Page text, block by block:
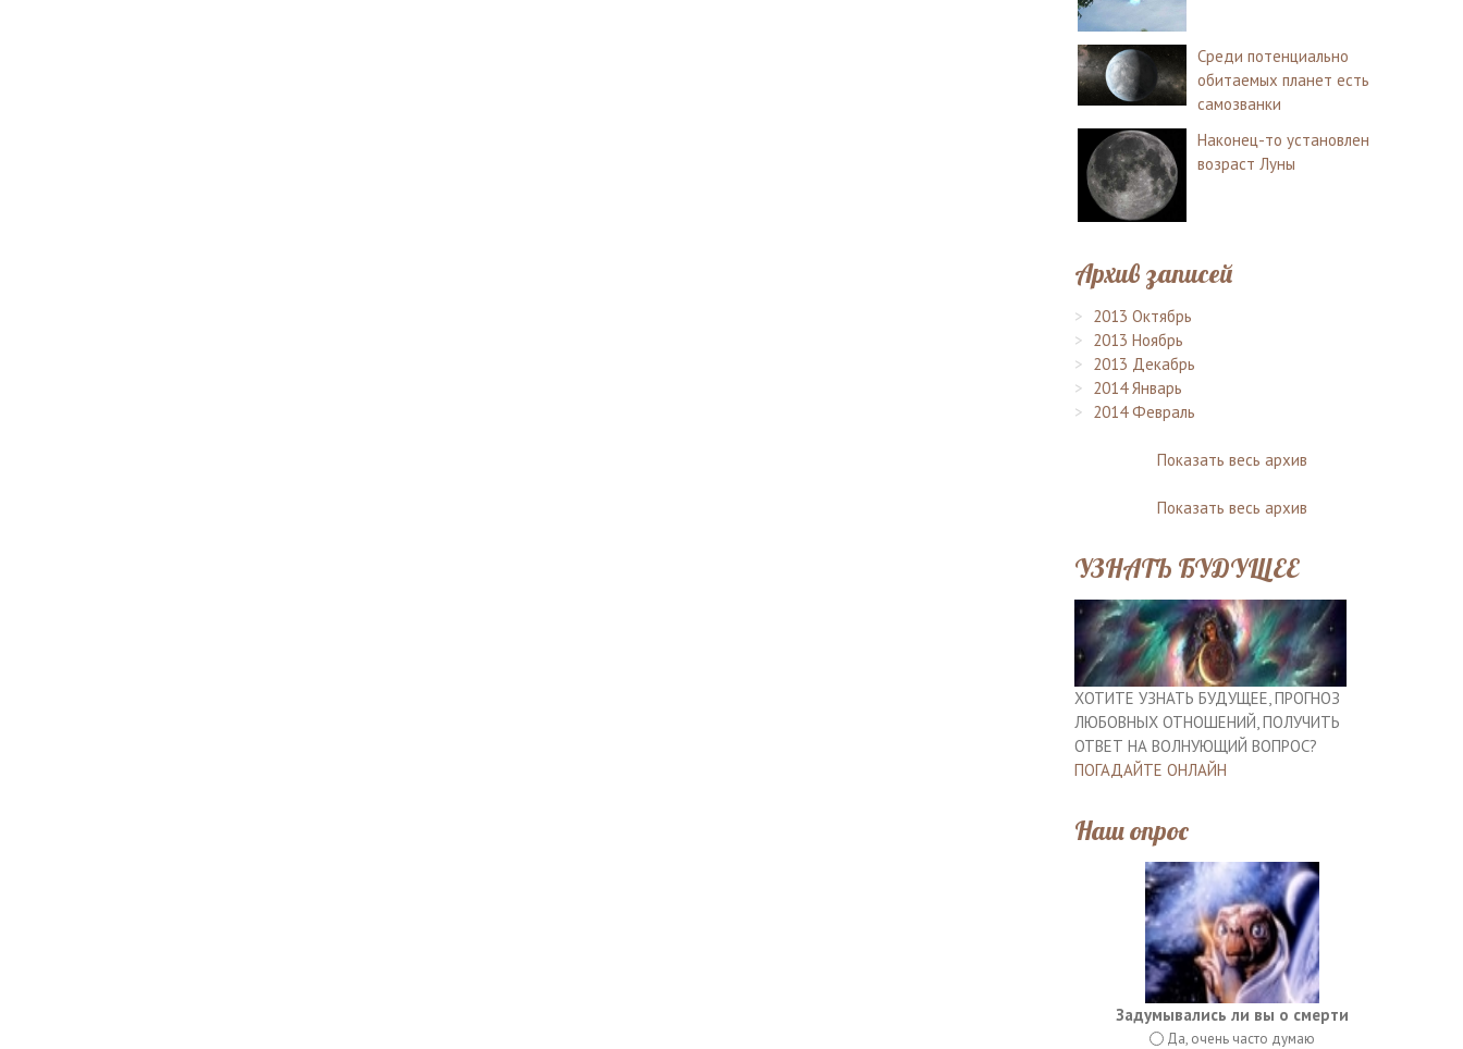
Среди потенциально
обитаемых планет есть
самозванки
Наконец-то установлен
возраст Луны
Архив записей
2013 Октябрь
2013 Ноябрь
2013 Декабрь
2014 Январь
2014 Февраль
Показать весь архив
Показать весь архив
УЗНАТЬ БУДУЩЕЕ
ХОТИТЕ УЗНАТЬ БУДУЩЕЕ, ПРОГНОЗ
ЛЮБОВНЫХ ОТНОШЕНИЙ, ПОЛУЧИТЬ
ОТВЕТ НА ВОЛНУЮЩИЙ ВОПРОС?
ПОГАДАЙТЕ ОНЛАЙН
Наш опрос
Задумывались ли вы о смерти
Да, очень часто думаю